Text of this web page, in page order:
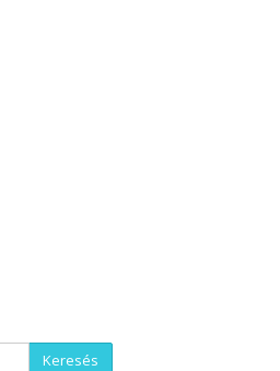
Keresés